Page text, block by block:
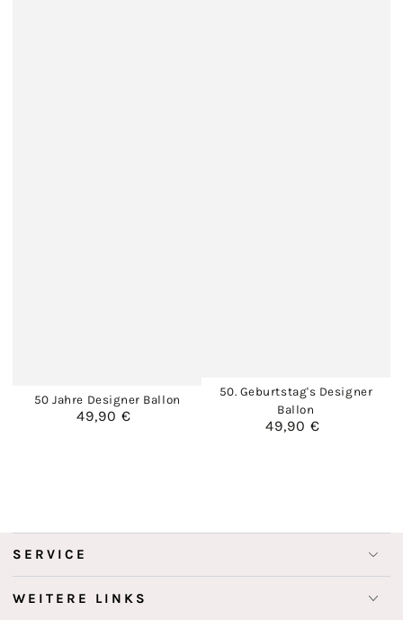
50 Jahre Designer Ballon
Regulärer
49,90 €
50. Geburtstag's Designer
Ballon
Regulärer
49,90 €
SERVICE
WEITERE LINKS